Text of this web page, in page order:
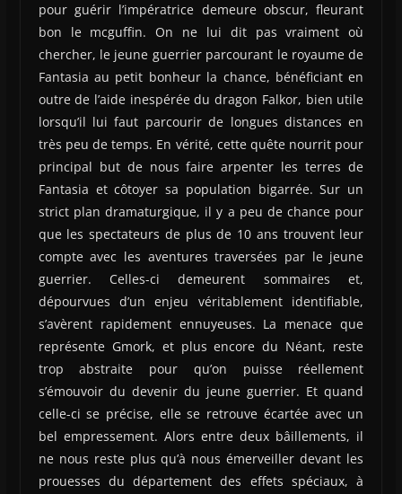
pour guérir l’impératrice demeure obscur, fleurant
bon le mcguffin. On ne lui dit pas vraiment où
chercher, le jeune guerrier parcourant le royaume de
Fantasia au petit bonheur la chance, bénéficiant en
outre de l’aide inespérée du dragon Falkor, bien utile
lorsqu’il lui faut parcourir de longues distances en
très peu de temps. En vérité, cette quête nourrit pour
principal but de nous faire arpenter les terres de
Fantasia et côtoyer sa population bigarrée. Sur un
strict plan dramaturgique, il y a peu de chance pour
que les spectateurs de plus de 10 ans trouvent leur
compte avec les aventures traversées par le jeune
guerrier. Celles-ci demeurent sommaires et,
dépourvues d’un enjeu véritablement identifiable,
s’avèrent rapidement ennuyeuses. La menace que
représente Gmork, et plus encore du Néant, reste
trop abstraite pour qu’on puisse réellement
s’émouvoir du devenir du jeune guerrier. Et quand
celle-ci se précise, elle se retrouve écartée avec un
bel empressement. Alors entre deux bâillements, il
ne nous reste plus qu’à nous émerveiller devant les
prouesses du département des effets spéciaux, à